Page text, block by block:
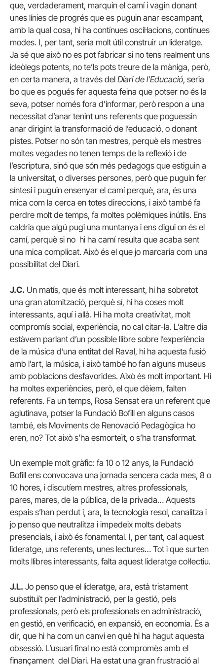
que, verdaderament, marquin el camí i vagin donant
unes línies de progrés que es puguin anar escampant,
amb la qual cosa, hi ha contínues oscil·lacions, contínues
modes. I, per tant, seria molt útil construir un lideratge.
Ja sé que això no es pot fabricar si no tens realment uns
ideòlegs potents, no te’ls pots treure de la màniga, però,
en certa manera, a través del Diari de l’Educació, seria
bo que es pogués fer aquesta feina que potser no és la
seva, potser només fora d’informar, però respon a una
necessitat d’anar tenint uns referents que poguessin
anar dirigint la transformació de l’educació, o donant
pistes. Potser no són tan mestres, perquè els mestres
moltes vegades no tenen temps de la reflexió i de
l’escriptura, sinó que són més pedagogs que estiguin a
la universitat, o diverses persones, però que puguin fer
síntesi i puguin ensenyar el camí perquè, ara, és una
mica com la cerca en totes direccions, i això també fa
perdre molt de temps, fa moltes polèmiques inútils. Ens
caldria que algú pugi una muntanya i ens digui on és el
camí, perquè si no hi ha camí resulta que acaba sent
una mica complicat. Això és el que jo marcaria com una
possibilitat del Diari.
J.C. Un matís, que és molt interessant, hi ha sobretot
una gran atomització, perquè sí, hi ha coses molt
interessants, aquí i allà. Hi ha molta creativitat, molt
compromís social, experiència, no cal citar-la. L’altre dia
estàvem parlant d’un possible llibre sobre l’experiència
de la música d’una entitat del Raval, hi ha aquesta fusió
amb l’art, la música, i això també ho fan alguns museus
amb poblacions desfavorides. Això és molt important. Hi
ha moltes experiències, però, el que dèiem, falten
referents. Fa un temps, Rosa Sensat era un referent que
aglutinava, potser la Fundació Bofill en alguns casos
també, els Moviments de Renovació Pedagògica ho
eren, no? Tot això s’ha esmorteït, o s’ha transformat.
Un exemple molt gràfic: fa 10 o 12 anys, la Fundació
Bofill ens convocava una jornada sencera cada mes, 8 o
10 hores, i discutíem mestres, altres professionals,
pares, mares, de la pública, de la privada… Aquests
espais s’han perdut i, ara, la tecnologia resol, canalitza i
jo penso que neutralitza i impedeix molts debats
presencials, i això és fonamental. I, per tant, cal aquest
lideratge, uns referents, unes lectures… Tot i que surten
molts llibres interessants, falta aquest lideratge col·lectiu.
J.L. Jo penso que el lideratge, ara, està tristament
substituït per l’administració, per la gestió, pels
professionals, però els professionals en administració,
en gestió, en verificació, en expansió, en economia. És a
dir, que hi ha com un canvi en què hi ha hagut aquesta
obsessió. L’usuari final no està compromès amb el
finançament del Diari. Ha estat una gran frustració al